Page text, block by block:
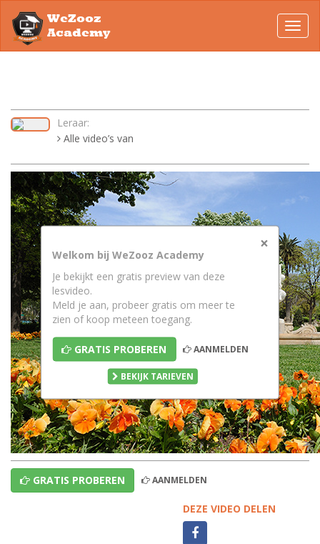
WeZooz
Academy
Leraar:
Alle video’s van
×
Welkom bij WeZooz Academy
Je bekijkt een gratis preview van deze
lesvideo.
Meld je aan, probeer gratis om meer te
zien of koop meteen toegang.
GRATIS PROBEREN AANMELDEN
BEKIJK TARIEVEN
GRATIS PROBEREN AANMELDEN
DEZE VIDEO DELEN